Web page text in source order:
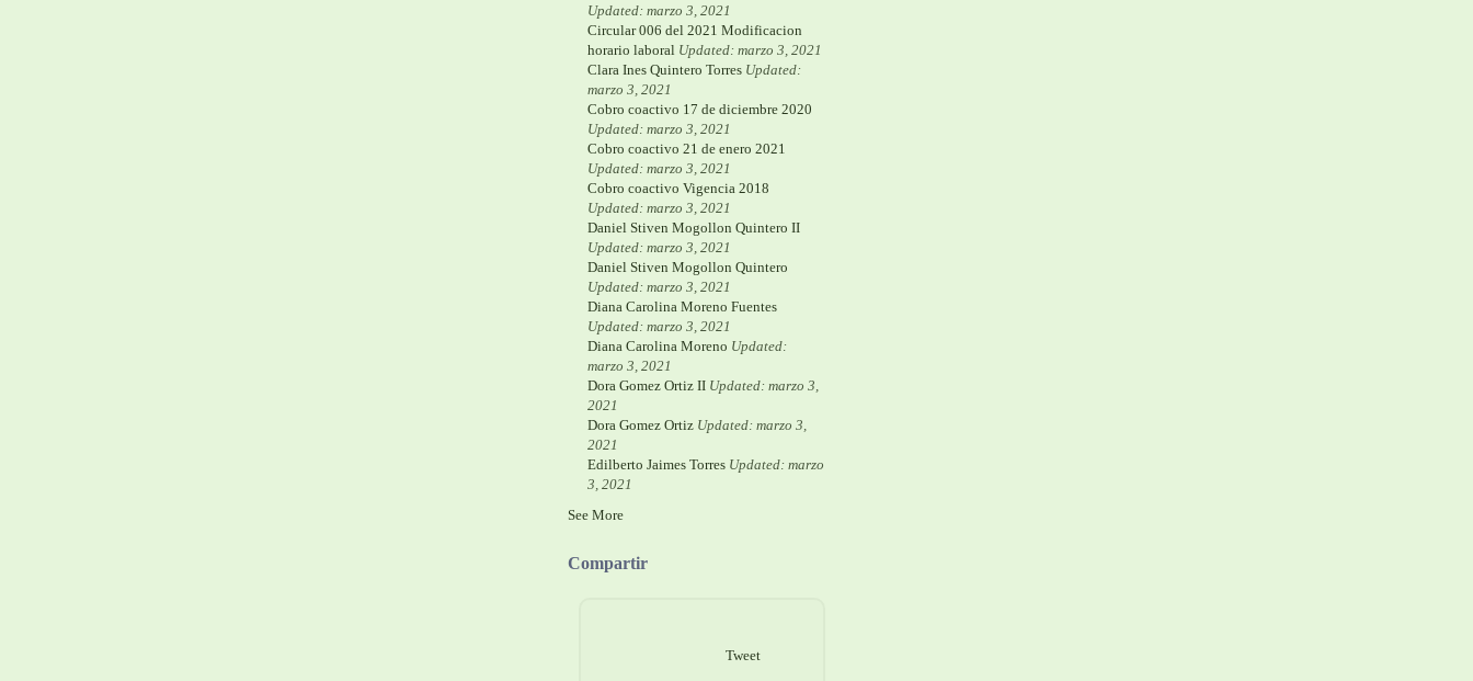
Updated: marzo 3, 2021
Circular 006 del 2021 Modificacion
horario laboral Updated: marzo 3, 2021
Clara Ines Quintero Torres Updated:
marzo 3, 2021
Cobro coactivo 17 de diciembre 2020
Updated: marzo 3, 2021
Cobro coactivo 21 de enero 2021
Updated: marzo 3, 2021
Cobro coactivo Vigencia 2018
Updated: marzo 3, 2021
Daniel Stiven Mogollon Quintero II
Updated: marzo 3, 2021
Daniel Stiven Mogollon Quintero
Updated: marzo 3, 2021
Diana Carolina Moreno Fuentes
Updated: marzo 3, 2021
Diana Carolina Moreno Updated:
marzo 3, 2021
Dora Gomez Ortiz II Updated: marzo 3,
2021
Dora Gomez Ortiz Updated: marzo 3,
2021
Edilberto Jaimes Torres Updated: marzo
3, 2021
See More
Compartir
Tweet